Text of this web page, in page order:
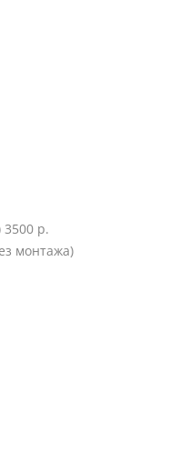
р.
монтажа)